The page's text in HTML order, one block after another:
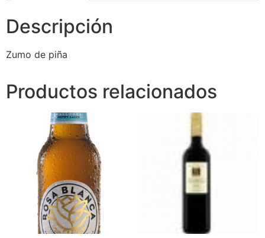
Descripción
Zumo de piña
Productos relacionados